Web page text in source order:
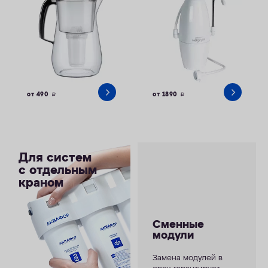
от 490 руб. от 1890 руб.
Для систем
с отдельным
краном
Сменные
модули
Замена модулей в